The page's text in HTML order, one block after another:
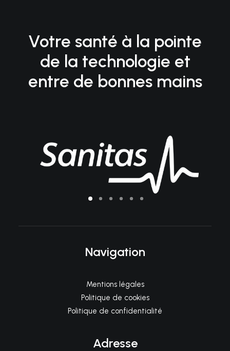
Votre santé à la pointe
de la technologie et
entre de bonnes mains
Navigation
Mentions légales
Politique de cookies
Politique de confidentialité
Adresse